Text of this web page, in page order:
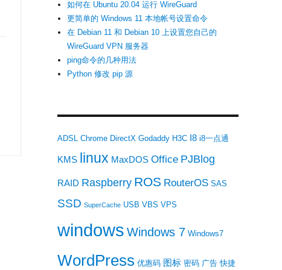
如何在 Ubuntu 20.04 运行 WireGuard
更简单的 Windows 11 本地帐号设置命令
在 Debian 11 和 Debian 10 上设置您自己的
WireGuard VPN 服务器
ping命令的几种用法
Python 修改 pip 源
ADSL Chrome DirectX Godaddy H3C I8 i8一点通
KMS linux MaxDOS Office PJBlog
RAID Raspberry ROS RouterOS SAS
SSD SuperCache USB VBS VPS
windows Windows 7 Windows7
WordPress 优惠码 图标 密码 广告 快捷